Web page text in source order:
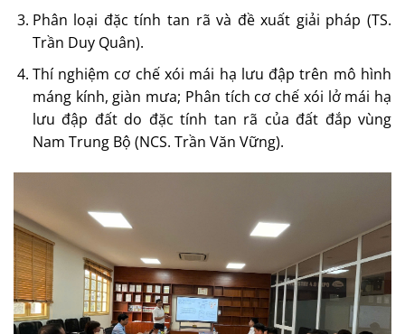
Phân loại đặc tính tan rã và đề xuất giải pháp (TS.
Trần Duy Quân).
Thí nghiệm cơ chế xói mái hạ lưu đập trên mô hình
máng kính, giàn mưa; Phân tích cơ chế xói lở mái hạ
lưu đập đất do đặc tính tan rã của đất đắp vùng
Nam Trung Bộ (NCS. Trần Văn Vững).